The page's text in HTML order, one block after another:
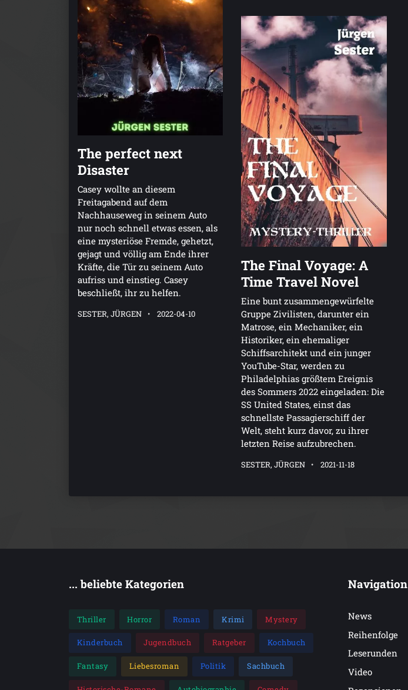
The perfect next
Disaster
Casey wollte an diesem
Freitagabend auf dem
Nachhauseweg in seinem Auto
nur noch schnell etwas essen, als
eine mysteriöse Fremde, gehetzt,
gejagt und völlig am Ende ihrer
Kräfte, die Tür zu seinem Auto
aufriss und einstieg. Casey
beschließt, ihr zu helfen.
SESTER, JÜRGEN 2022-04-10
The Final Voyage: A
Time Travel Novel
Eine bunt zusammengewürfelte
Gruppe Zivilisten, darunter ein
Matrose, ein Mechaniker, ein
Historiker, ein ehemaliger
Schiffsarchitekt und ein junger
YouTube-Star, werden zu
Philadelphias größtem Ereignis
des Sommers 2022 eingeladen: Die
SS United States, einst das
schnellste Passagierschiff der
Welt, steht kurz davor, zu ihrer
letzten Reise aufzubrechen.
SESTER, JÜRGEN 2021-11-18
... beliebte Kategorien
Thriller Horror Roman Krimi Mystery
Kinderbuch Jugendbuch Ratgeber Kochbuch
Fantasy Liebesroman Politik Sachbuch
Navigation
News
Reihenfolge
Leserunden
Video